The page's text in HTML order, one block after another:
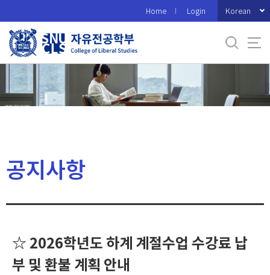
로
메
Home Login Korean
공지사항
☆ 2026학년도 하계 계절수업 수강료 납
부 및 환불 계획 안내